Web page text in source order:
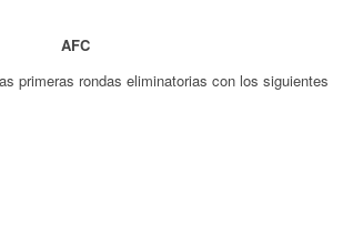
AFC
primeras rondas eliminatorias con los siguientes